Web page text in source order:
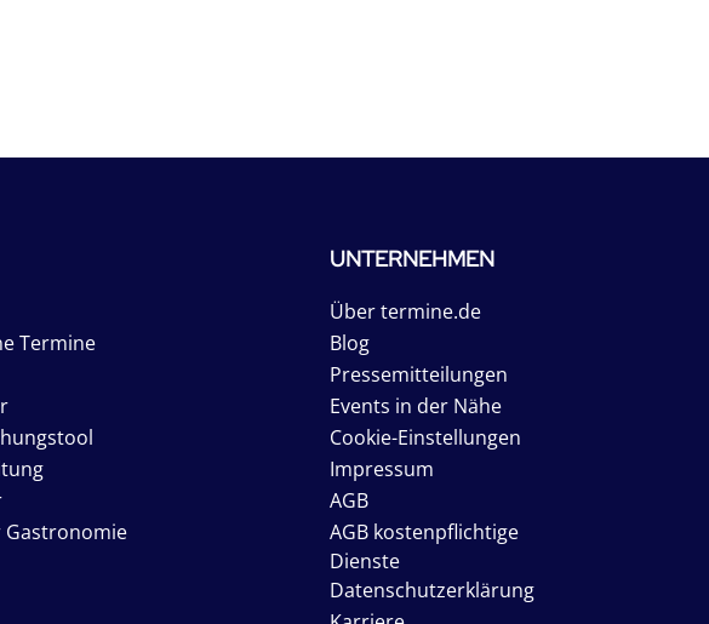
Termine
Gastronomie
UNTERNEHMEN
Über termine.de
Blog
Pressemitteilungen
Events in der Nähe
Cookie-Einstellungen
Impressum
AGB
AGB kostenpflichtige
Dienste
Datenschutzerklärung